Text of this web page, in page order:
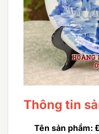
Thông tin
Tên sản phẩm: